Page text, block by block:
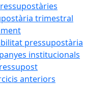
trimestral
pressupostària
institucionals
anteriors